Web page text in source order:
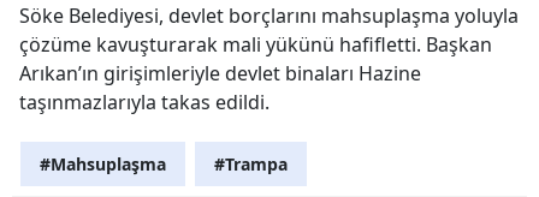
Söke Belediyesi, devlet borçlarını mahsuplaşma yoluyla
çözüme kavuşturarak mali yükünü hafifletti. Başkan
Arıkan’ın girişimleriyle devlet binaları Hazine
taşınmazlarıyla takas edildi.
#Mahsuplaşma #Trampa